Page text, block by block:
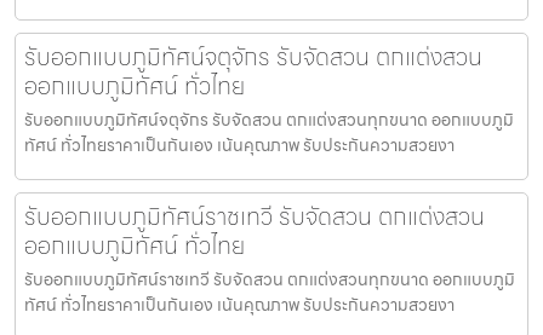
รับออกแบบภูมิทัศน์จตุจักร รับจัดสวน ตกแต่งสวน
ออกแบบภูมิทัศน์ ทั่วไทย
รับออกแบบภูมิทัศน์จตุจักร รับจัดสวน ตกแต่งสวนทุกขนาด ออกแบบภูมิ
ทัศน์ ทั่วไทยราคาเป็นกันเอง เน้นคุณภาพ รับประกันความสวยงา
รับออกแบบภูมิทัศน์ราชเทวี รับจัดสวน ตกแต่งสวน
ออกแบบภูมิทัศน์ ทั่วไทย
รับออกแบบภูมิทัศน์ราชเทวี รับจัดสวน ตกแต่งสวนทุกขนาด ออกแบบภูมิ
ทัศน์ ทั่วไทยราคาเป็นกันเอง เน้นคุณภาพ รับประกันความสวยงา